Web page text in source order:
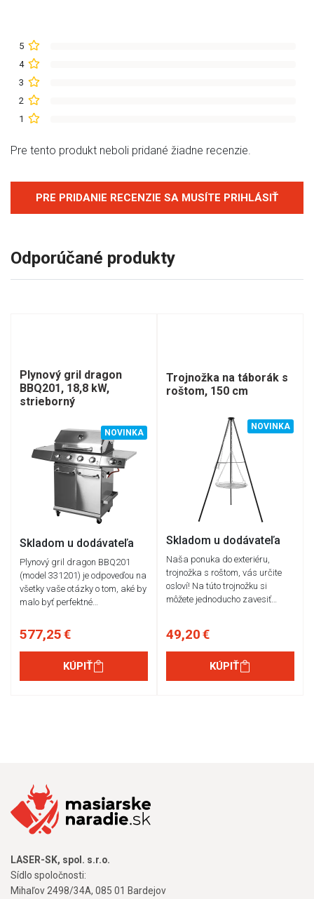
5
4
3
2
1
Pre tento produkt neboli pridané žiadne recenzie.
PRE PRIDANIE RECENZIE SA MUSÍTE PRIHLÁSIŤ
Odporúčané produkty
Plynový gril dragon
BBQ201, 18,8 kW,
strieborný
NOVINKA
Skladom u dodávateľa
Plynový gril dragon BBQ201
(model 331201) je odpoveďou na
všetky vaše otázky o tom, aké by
malo byť perfektné…
577,25 €
KÚPIŤ
Trojnožka na táborák s
roštom, 150 cm
NOVINKA
Skladom u dodávateľa
Naša ponuka do exteriéru,
trojnožka s roštom, vás určite
osloví! Na túto trojnožku si
môžete jednoducho zavesiť…
49,20 €
KÚPIŤ
LASER-SK, spol. s.r.o.
Sídlo spoločnosti:
Mihaľov 2498/34A, 085 01 Bardejov